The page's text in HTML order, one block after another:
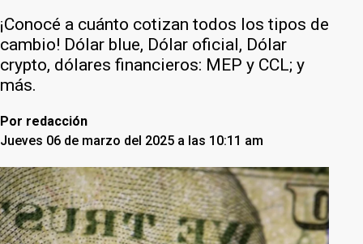
¡Conocé a cuánto cotizan todos los tipos de
cambio! Dólar blue, Dólar oficial, Dólar
crypto, dólares financieros: MEP y CCL; y
más.
Por redacción
Jueves 06 de marzo del 2025 a las 10:11 am